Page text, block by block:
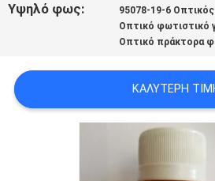
ΣΧΕΤΙΚΆ
ΕΜΆΣ
ΕΠΙΣΚΕΨΉ
ΕΡΓΟΣΤΑΣΊΟΥ
Υψηλό φως: 95078-19-6
Οπτικό φωτιστικό
Οπτικό πράκτορα
ΚΑΛΎΤΕΡΗ